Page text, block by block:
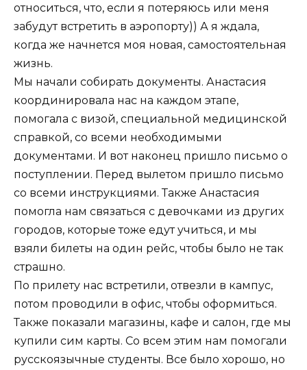
относиться, что, если я потеряюсь или меня
забудут встретить в аэропорту)) А я ждала,
когда же начнется моя новая, самостоятельная
жизнь.
Мы начали собирать документы. Анастасия
координировала нас на каждом этапе,
помогала с визой, специальной медицинской
справкой, со всеми необходимыми
документами. И вот наконец пришло письмо о
поступлении. Перед вылетом пришло письмо
со всеми инструкциями. Также Анастасия
помогла нам связаться с девочками из других
городов, которые тоже едут учиться, и мы
взяли билеты на один рейс, чтобы было не так
страшно.
По прилету нас встретили, отвезли в кампус,
потом проводили в офис, чтобы оформиться.
Также показали магазины, кафе и салон, где мы
купили сим карты. Со всем этим нам помогали
русскоязычные студенты. Все было хорошо, но